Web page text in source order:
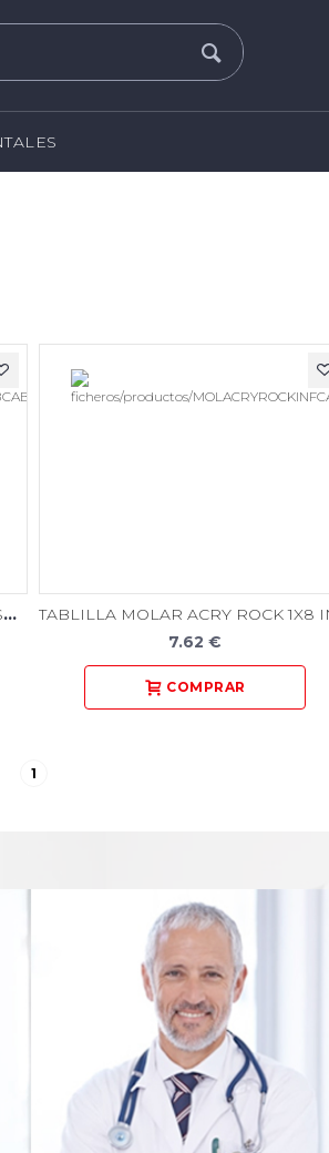
TABLILLA DIENTE ACRY ROCK 1X6 SUPERIOR
7.62 €
1